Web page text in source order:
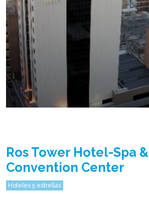
Ros Tower Hotel-Spa &
Convention Center
Hoteles 5 estrellas